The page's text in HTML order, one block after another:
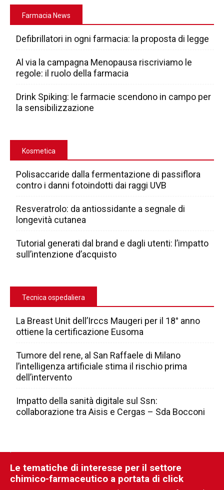
Farmacia News
Defibrillatori in ogni farmacia: la proposta di legge
Al via la campagna Menopausa riscriviamo le
regole: il ruolo della farmacia
Drink Spiking: le farmacie scendono in campo per
la sensibilizzazione
Kosmetica
Polisaccaride dalla fermentazione di passiflora
contro i danni fotoindotti dai raggi UVB
Resveratrolo: da antiossidante a segnale di
longevità cutanea
Tutorial generati dal brand e dagli utenti: l’impatto
sull’intenzione d’acquisto
Tecnica ospedaliera
La Breast Unit dell’Irccs Maugeri per il 18° anno
ottiene la certificazione Eusoma
Tumore del rene, al San Raffaele di Milano
l’intelligenza artificiale stima il rischio prima
dell’intervento
Impatto della sanità digitale sul Ssn:
collaborazione tra Aisis e Cergas – Sda Bocconi
Le tematiche di interesse per il settore
chimico-farmaceutico a portata di click